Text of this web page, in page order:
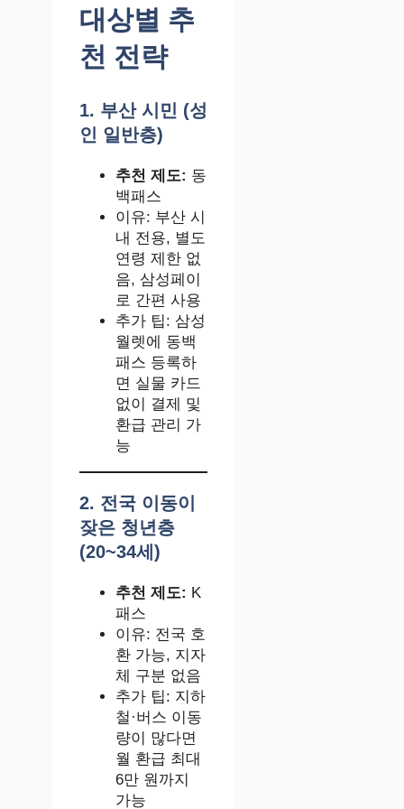
대상별 추
천 전략
1. 부산 시민 (성
인 일반층)
추천 제도: 동
백패스
이유: 부산 시
내 전용, 별도
연령 제한 없
음, 삼성페이
로 간편 사용
추가 팁: 삼성
월렛에 동백
패스 등록하
면 실물 카드
없이 결제 및
환급 관리 가
능
2. 전국 이동이
잦은 청년층
(20~34세)
추천 제도: K
패스
이유: 전국 호
환 가능, 지자
체 구분 없음
추가 팁: 지하
철·버스 이동
량이 많다면
월 환급 최대
6만 원까지
가능